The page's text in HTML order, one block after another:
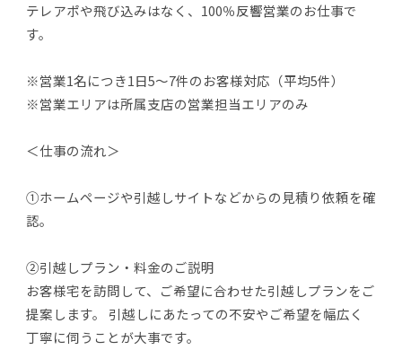
テレアポや飛び込みはなく、100％反響営業のお仕事で
す。
※営業1名につき1日5～7件のお客様対応（平均5件）
※営業エリアは所属支店の営業担当エリアのみ
＜仕事の流れ＞
①ホームページや引越しサイトなどからの見積り依頼を確
認。
②引越しプラン・料金のご説明
お客様宅を訪問して、ご希望に合わせた引越しプランをご
提案します。 引越しにあたっての不安やご希望を幅広く
丁寧に伺うことが大事です。